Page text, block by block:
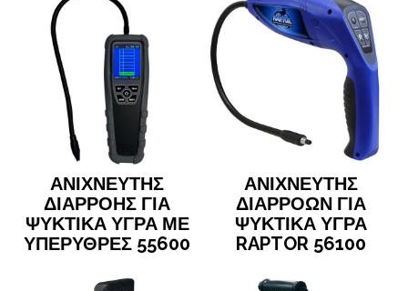
ΑΝΙΧΝΕΥΤΗΣ
ΔΙΑΡΡΟΗΣ ΓΙΑ
ΨΥΚΤΙΚΑ ΥΓΡΑ ΜΕ
ΥΠΕΡΥΘΡΕΣ 55600
ΑΝΙΧΝΕΥΤΗΣ
ΔΙΑΡΡΟΩΝ ΓΙΑ
ΨΥΚΤΙΚΑ ΥΓΡΑ
RAPTOR 56100